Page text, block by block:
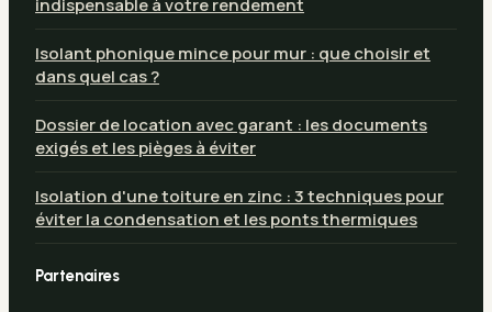
indispensable à votre rendement
Isolant phonique mince pour mur : que choisir et
dans quel cas ?
Dossier de location avec garant : les documents
exigés et les pièges à éviter
Isolation d'une toiture en zinc : 3 techniques pour
éviter la condensation et les ponts thermiques
Partenaires